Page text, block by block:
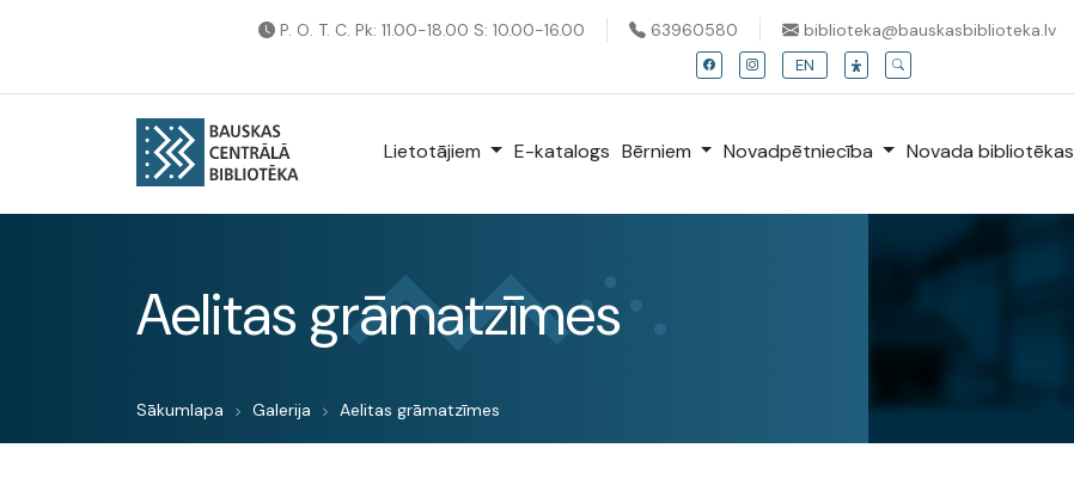
P. O. T. C. Pk: 11.00-18.00 S: 10.00-16.00 63960580 biblioteka@bauskasbiblioteka.lv
EN
Lietotājiem E-katalogs Bērniem Novadpētniecība Novada bibliotēkas
Aelitas grāmatzīmes
Sākumlapa Galerija Aelitas grāmatzīmes